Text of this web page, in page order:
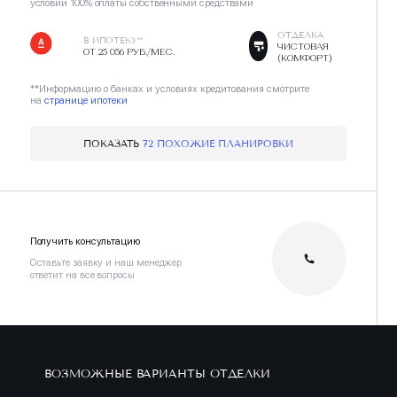
условии 100% оплаты собственными средствами
В ИПОТЕКУ**
ОТ 25 056 РУБ./МЕС.
ОТДЕЛКА
ЧИСТОВАЯ
(КОМФОРТ)
**Информацию о банках и условиях кредитования смотрите
на странице ипотеки
ПОКАЗАТЬ72 ПОХОЖИЕ ПЛАНИРОВКИ
Получить консультацию
Оставьте заявку и наш менеджер
ответит на все вопросы
ВОЗМОЖНЫЕ ВАРИАНТЫ ОТДЕЛКИ